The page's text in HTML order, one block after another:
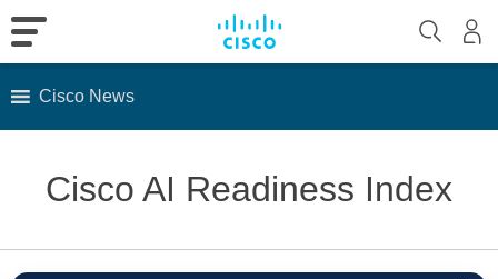
Cisco News
contentCisco AI Readiness Index